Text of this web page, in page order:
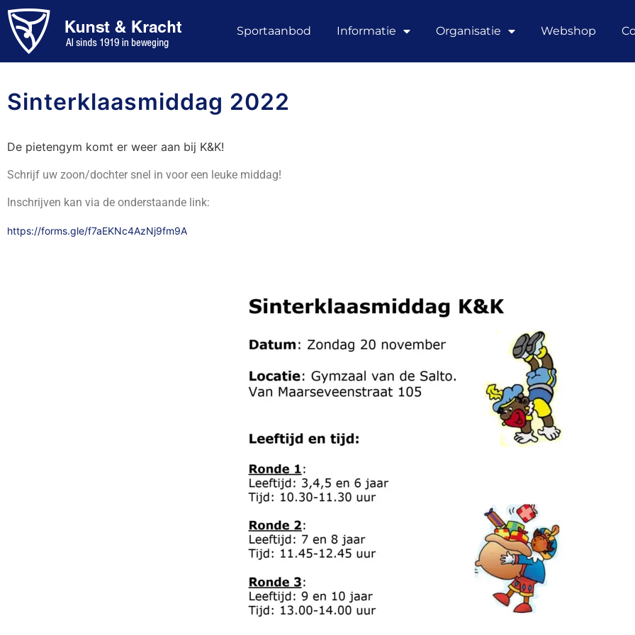
Sportaanbod Informatie Organisatie Webshop
Sinterklaasmiddag 2022
De pietengym komt er weer aan bij K&K!
Schrijf uw zoon/dochter snel in voor een leuke middag!
Inschrijven kan via de onderstaande link:
https://forms.gle/f7aEKNc4AzNj9fm9A